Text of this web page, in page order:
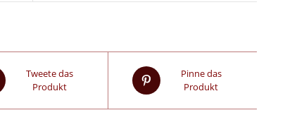
Tweete das
Produkt
Pinne das
Produkt